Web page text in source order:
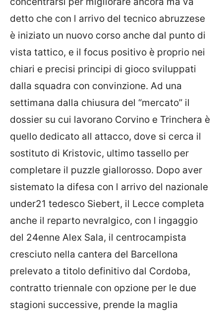
detto che con l arrivo del tecnico abruzzese
è iniziato un nuovo corso anche dal punto di
vista tattico, e il focus positivo è proprio nei
chiari e precisi principi di gioco sviluppati
dalla squadra con convinzione. Ad una
settimana dalla chiusura del “mercato” il
dossier su cui lavorano Corvino e Trinchera è
quello dedicato all attacco, dove si cerca il
sostituto di Kristovic, ultimo tassello per
completare il puzzle giallorosso. Dopo aver
sistemato la difesa con l arrivo del nazionale
under21 tedesco Siebert, il Lecce completa
anche il reparto nevralgico, con l ingaggio
del 24enne Alex Sala, il centrocampista
cresciuto nella cantera del Barcellona
prelevato a titolo definitivo dal Cordoba,
contratto triennale con opzione per le due
stagioni successive, prende la maglia